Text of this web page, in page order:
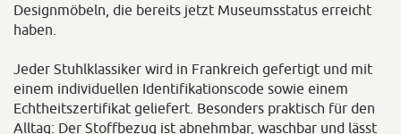
Designmöbeln, die bereits jetzt Museumsstatus erreicht
haben.
Jeder Stuhlklassiker wird in Frankreich gefertigt und mit
einem individuellen Identifikationscode sowie einem
Echtheitszertifikat geliefert. Besonders praktisch für den
Alltag: Der Stoffbezug ist abnehmbar, waschbar und lässt